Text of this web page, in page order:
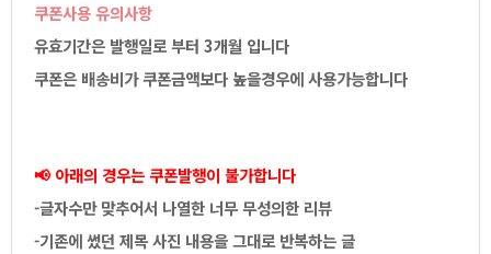
쿠폰사용유의사항
유효기간은발행일로부터3개월입니다
쿠폰은배송비가쿠폰금액보다높을경우에사용가능합니다
📢아래의경우는쿠폰발행이불가합니다
-글자수만맞추어서나열한너무무성의한리뷰
-기존에썼던제목사진내용을그대로반복하는글